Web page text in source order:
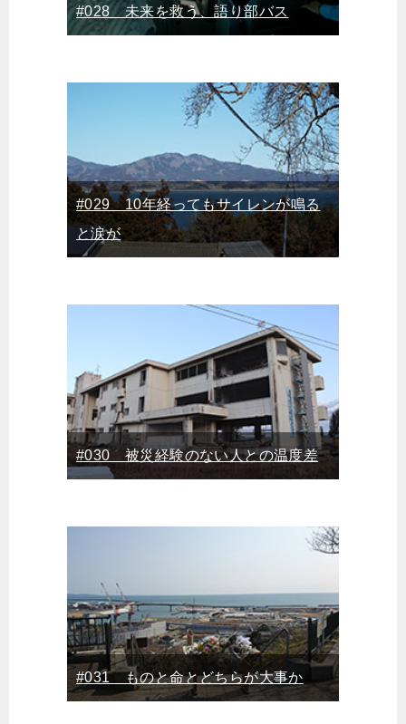
#028 未来を救う、語り部バス
#029 10年経ってもサイレンが鳴る
と涙が
#030 被災経験のない人との温度差
#031 ものと命とどちらが大事か